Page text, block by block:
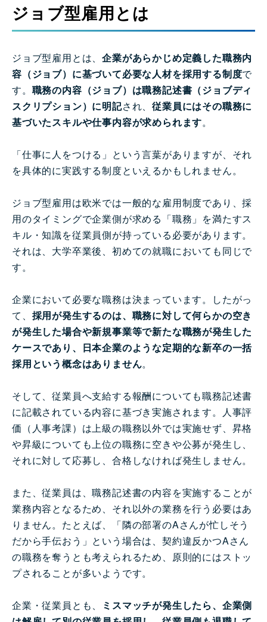
ジョブ型雇用とは
ジョブ型雇用とは、企業があらかじめ定義した職務内
容（ジョブ）に基づいて必要な人材を採用する制度で
す。 職務の内容（ジョブ）は職務記述書（ジョブディ
スクリプション）に明記され、従業員にはその職務に
基づいたスキルや仕事内容が求められます。
「仕事に人をつける」という言葉がありますが、それ
を具体的に実践する制度といえるかもしれません。
ジョブ型雇用は欧米では一般的な雇用制度であり、採
用のタイミングで企業側が求める「職務」を満たすス
キル・知識を従業員側が持っている必要があります。
それは、大学卒業後、初めての就職においても同じで
す。
企業において必要な職務は決まっています。したがっ
て、 採用が発生するのは、職務に対して何らかの空き
が発生した場合や新規事業等で新たな職務が発生した
ケースであり、日本企業のような定期的な新卒の一括
採用という概念はありません。
そして、従業員へ支給する報酬についても職務記述書
に記載されている内容に基づき実施されます。人事評
価（人事考課）は上級の職務以外では実施せず、昇格
や昇級についても上位の職務に空きや公募が発生し、
それに対して応募し、合格しなければ発生しません。
また、従業員は、職務記述書の内容を実施することが
業務内容となるため、それ以外の業務を行う必要はあ
りません。たとえば、「隣の部署のAさんが忙しそう
だから手伝おう」という場合は、契約違反かつAさん
の職務を奪うとも考えられるため、原則的にはストッ
プされることが多いようです。
企業・従業員とも、
ミスマッチが発生したら、企業側